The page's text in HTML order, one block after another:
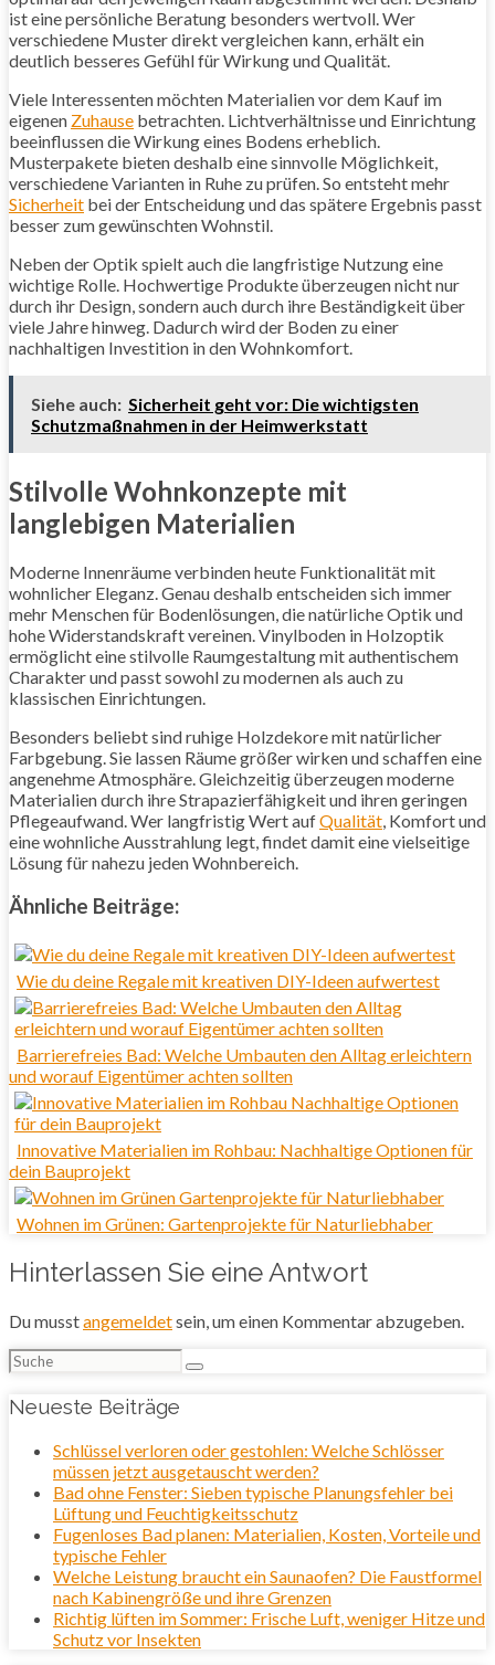
ist eine persönliche Beratung besonders wertvoll. Wer
verschiedene Muster direkt vergleichen kann, erhält ein
deutlich besseres Gefühl für Wirkung und Qualität.
Viele Interessenten möchten Materialien vor dem Kauf im
eigenen Zuhause betrachten. Lichtverhältnisse und Einrichtung
beeinflussen die Wirkung eines Bodens erheblich.
Musterpakete bieten deshalb eine sinnvolle Möglichkeit,
verschiedene Varianten in Ruhe zu prüfen. So entsteht mehr
Sicherheit bei der Entscheidung und das spätere Ergebnis passt
besser zum gewünschten Wohnstil.
Neben der Optik spielt auch die langfristige Nutzung eine
wichtige Rolle. Hochwertige Produkte überzeugen nicht nur
durch ihr Design, sondern auch durch ihre Beständigkeit über
viele Jahre hinweg. Dadurch wird der Boden zu einer
nachhaltigen Investition in den Wohnkomfort.
Siehe auch: Sicherheit geht vor: Die wichtigsten
Schutzmaßnahmen in der Heimwerkstatt
Stilvolle Wohnkonzepte mit
langlebigen Materialien
Moderne Innenräume verbinden heute Funktionalität mit
wohnlicher Eleganz. Genau deshalb entscheiden sich immer
mehr Menschen für Bodenlösungen, die natürliche Optik und
hohe Widerstandskraft vereinen. Vinylboden in Holzoptik
ermöglicht eine stilvolle Raumgestaltung mit authentischem
Charakter und passt sowohl zu modernen als auch zu
klassischen Einrichtungen.
Besonders beliebt sind ruhige Holzdekore mit natürlicher
Farbgebung. Sie lassen Räume größer wirken und schaffen eine
angenehme Atmosphäre. Gleichzeitig überzeugen moderne
Materialien durch ihre Strapazierfähigkeit und ihren geringen
Pflegeaufwand. Wer langfristig Wert aufQualität, Komfort und
eine wohnliche Ausstrahlung legt, findet damit eine vielseitige
Lösung für nahezu jeden Wohnbereich.
Ähnliche Beiträge:
Wie du deine Regale mit kreativen DIY-Ideen aufwertest
Barrierefreies Bad: Welche Umbauten den Alltag erleichtern
und worauf Eigentümer achten sollten
Innovative Materialien im Rohbau: Nachhaltige Optionen für
dein Bauprojekt
Wohnen im Grünen: Gartenprojekte für Naturliebhaber
Hinterlassen Sie eine Antwort
Du musstangemeldetsein, um einen Kommentar abzugeben.
Suchen
nach:
Neueste Beiträge
Schlüssel verloren oder gestohlen: Welche Schlösser
müssen jetzt ausgetauscht werden?
Bad ohne Fenster: Sieben typische Planungsfehler bei
Lüftung und Feuchtigkeitsschutz
Fugenloses Bad planen: Materialien, Kosten, Vorteile und
typische Fehler
Welche Leistung braucht ein Saunaofen? Die Faustformel
nach Kabinengröße und ihre Grenzen
Richtig lüften im Sommer: Frische Luft, weniger Hitze und
Schutz vor Insekten